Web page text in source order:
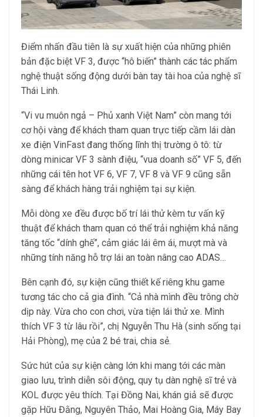
Điểm nhấn đầu tiên là sự xuất hiện của những phiên
bản đặc biệt VF 3, được “hô biến” thành các tác phẩm
nghệ thuật sống động dưới bàn tay tài hoa của nghệ sĩ
Thái Linh.
“Vi vu muôn ngả – Phủ xanh Việt Nam” còn mang tới
cơ hội vàng để khách tham quan trực tiếp cầm lái dàn
xe điện VinFast đang thống lĩnh thị trường ô tô: từ
dòng minicar VF 3 sành điệu, “vua doanh số” VF 5, đến
những cái tên hot VF 6, VF 7, VF 8 và VF 9 cũng sẵn
sàng để khách hàng trải nghiệm tại sự kiện.
Mỗi dòng xe đều được bố trí lái thử kèm tư vấn kỹ
thuật để khách tham quan có thể trải nghiệm khả năng
tăng tốc “dính ghế”, cảm giác lái êm ái, mượt mà và
những tính năng hỗ trợ lái an toàn nâng cao ADAS…
Bên cạnh đó, sự kiện cũng thiết kế riêng khu game
tương tác cho cả gia đình. “Cả nhà mình đều trông chờ
dịp này. Vừa cho con chơi, vừa tiện lái thử xe. Mình
thích VF 3 từ lâu rồi”, chị Nguyễn Thu Hà (sinh sống tại
Hải Phòng), mẹ của 2 bé trai, chia sẻ.
Sức hút của sự kiện càng lớn khi mang tới các màn
giao lưu, trình diễn sôi động, quy tụ dàn nghệ sĩ trẻ và
KOL được yêu thích. Tại Đồng Nai, khán giả sẽ được
gặp Hữu Đằng, Nguyên Thảo, Mai Hoàng Gia, Máy Bay